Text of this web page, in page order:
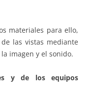
materiales para ello,
las vistas mediante
imagen y el sonido.
y de los equipos